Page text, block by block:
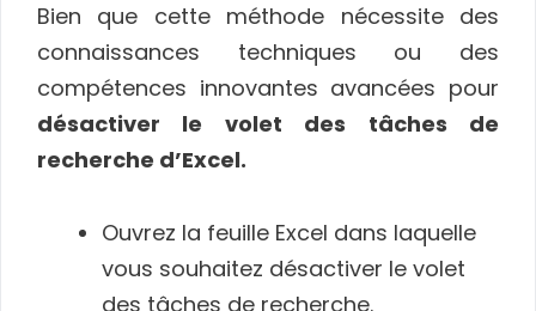
Bien que cette méthode nécessite des
connaissances techniques ou des
compétences innovantes avancées pour
désactiver le volet des tâches de
recherche d’Excel.
Ouvrez la feuille Excel dans laquelle
vous souhaitez désactiver le volet
des tâches de recherche.